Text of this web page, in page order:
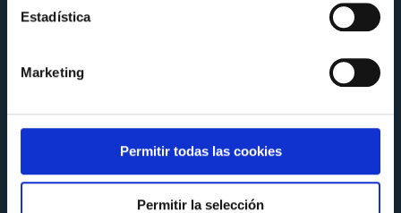
Estadística
Marketing
Permitir todas las cookies
Permitir la selección